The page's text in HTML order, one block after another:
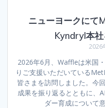
ニューヨークに
Kyndryl本
2026
2026年6月、Waffleは米国
りご支援いただいている
皆さまを訪問しました。今
成果を振り返るとともに、
ダー育成について